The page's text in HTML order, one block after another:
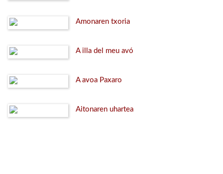
Amonaren txoria
A illa del meu avó
A avoa Paxaro
Aitonaren uhartea